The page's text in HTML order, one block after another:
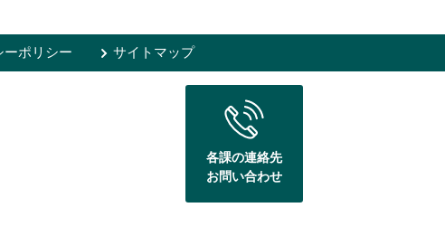
ーポリシー サイトマップ
各課の連絡先
お問い合わせ